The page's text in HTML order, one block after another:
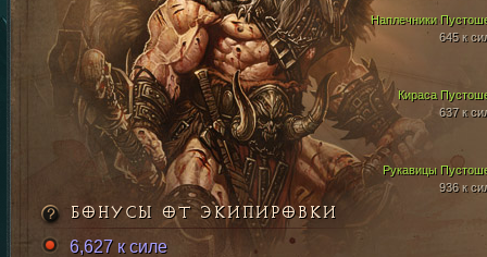
Кираса
637 к
Рукавицы
936 к
Наплечники
645 к
БОНУСЫ ОТ ЭКИПИРОВКИ
6,627 к силе